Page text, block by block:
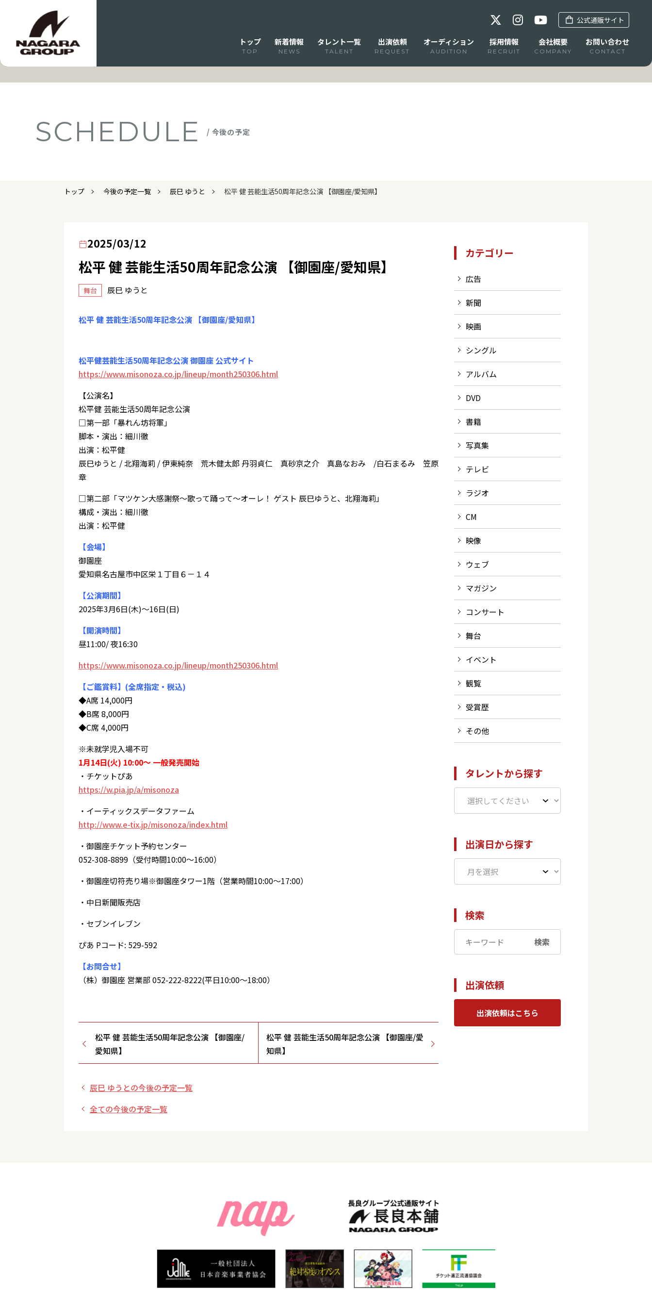
公式通販サイト
トップ
TOP
新着情報
NEWS
タレント一覧
TALENT
出演依頼
REQUEST
オーディション
AUDITION
採用情報
RECRUIT
会社概要
COMPANY
お問い合わせ
CONTACT
SCHEDULE / 今後の予定
トップ 今後の予定一覧 辰巳 ゆうと 松平 健 芸能生活50周年記念公演 【御園座/愛知県】
2025/03/12
松平 健 芸能生活50周年記念公演 【御園座/愛知県】
舞台 辰巳 ゆうと
松平 健 芸能生活50周年記念公演 【御園座/愛知県】
松平健芸能生活50周年記念公演 御園座 公式サイト
https://www.misonoza.co.jp/lineup/month250306.html
【公演名】
松平健 芸能生活50周年記念公演
□第一部「暴れん坊将軍」
脚本・演出：細川徹
出演：松平健
辰巳ゆうと / 北翔海莉 / 伊東純奈 荒木健太郎 丹羽貞仁 真砂京之介 真島なおみ /白石まるみ 笠原
章
□第二部「マツケン大感謝祭～歌って踊って～オーレ！ ゲスト 辰巳ゆうと、北翔海莉」
構成・演出：細川徹
出演：松平健
【会場】
御園座
愛知県名古屋市中区栄１丁目６－１４
【公演期間】
2025年3月6日(木)～16日(日)
【開演時間】
昼11:00/ 夜16:30
https://www.misonoza.co.jp/lineup/month250306.html
【ご鑑賞料】(全席指定・税込)
◆A席 14,000円
◆B席 8,000円
◆C席 4,000円
※未就学児入場不可
1月14日(火) 10:00〜 一般発売開始
・チケットぴあ
https://w.pia.jp/a/misonoza
・イーティックスデータファーム
http://www.e-tix.jp/misonoza/index.html
・御園座チケット予約センター
052-308-8899（受付時間10:00～16:00）
・御園座切符売り場※御園座タワー1階（営業時間10:00～17:00）
・中日新聞販売店
・セブンイレブン
ぴあ Pコード: 529-592
【お問合せ】
（株）御園座 営業部 052-222-8222(平日10:00～18:00）
松平 健 芸能生活50周年記念公演 【御園座/
愛知県】
松平 健 芸能生活50周年記念公演 【御園座/愛
知県】
辰巳 ゆうとの今後の予定一覧
全ての今後の予定一覧
カテゴリー
広告
新聞
映画
シングル
アルバム
DVD
書籍
写真集
テレビ
ラジオ
CM
映像
ウェブ
マガジン
コンサート
舞台
イベント
観覧
受賞歴
その他
タレントから探す
出演日から探す
検索
検索
出演依頼
出演依頼はこちら